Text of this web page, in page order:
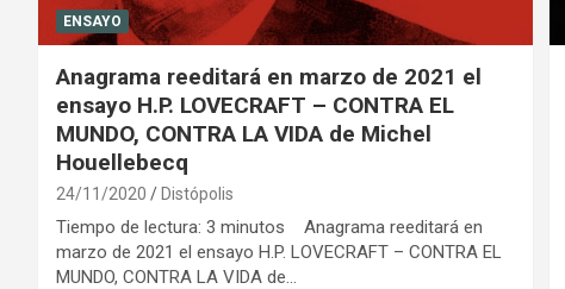
ENSAYO
Anagrama reeditará en marzo de 2021 el
ensayo H.P. LOVECRAFT – CONTRA EL
MUNDO, CONTRA LA VIDA de Michel
Houellebecq
24/11/2020 Distópolis
Tiempo de lectura: 3 minutos Anagrama reeditará en
marzo de 2021 el ensayo H.P. LOVECRAFT – CONTRA EL
MUNDO, CONTRA LA VIDA de…